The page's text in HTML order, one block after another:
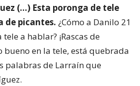
(…) Esta poronga de tele
de picantes. ¿Cómo a Danilo 21
a hablar? ¡Rascas de
bueno en la tele, está quebrada
palabras de Larraín que